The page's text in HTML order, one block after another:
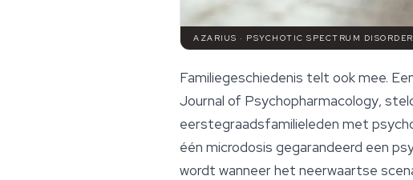
AZARIUS · PSYCHOTIC SPECTRUM
Familiegeschiedenis telt ook mee.
Journal of Psychopharmacology,
eerstegraadsfamilieleden met
één microdosis gegarandeerd een
wordt wanneer het neerwaartse